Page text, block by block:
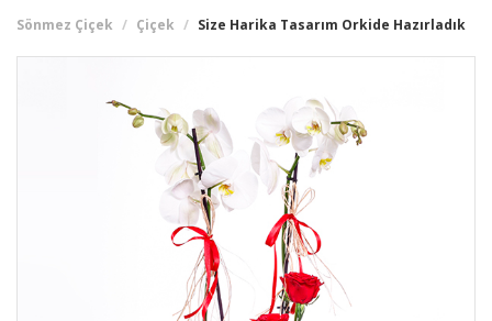
Sönmez Çiçek Çiçek Size Harika Tasarım Orkide Hazırladık